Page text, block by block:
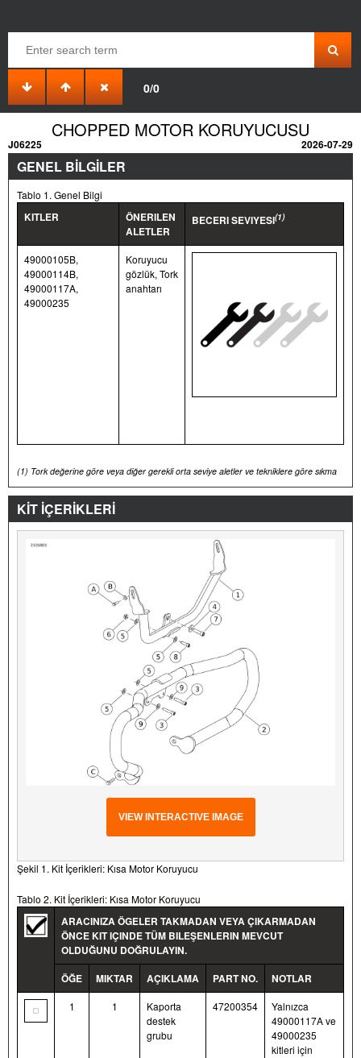
0/0
CHOPPED MOTOR KORUYUCUSU
J06225 2026-07-29
GENEL BİLGİLER
Tablo 1. Genel Bilgi
KITLER
ÖNERILEN
ALETLER
BECERI SEVIYESI(1)
49000105B,
49000114B,
49000117A,
49000235
Koruyucu
gözlük, Tork
anahtarı
(1) Tork değerine göre veya diğer gerekli orta seviye aletler ve tekniklere göre sıkma
KİT İÇERİKLERİ
VIEW INTERACTIVE IMAGE
Şekil 1. Kit İçerikleri: Kısa Motor Koruyucu
Tablo 2. Kit İçerikleri: Kısa Motor Koruyucu
ARACINIZA ÖGELER TAKMADAN VEYA ÇIKARMADAN
ÖNCE KIT IÇINDE TÜM BILEŞENLERIN MEVCUT
OLDUĞUNU DOĞRULAYIN.
ÖĞE
MIKTAR AÇIKLAMA PART NO. NOTLAR
1 1
Kaporta
destek
grubu
47200354
Yalnızca
49000117A ve
49000235
kitleri için